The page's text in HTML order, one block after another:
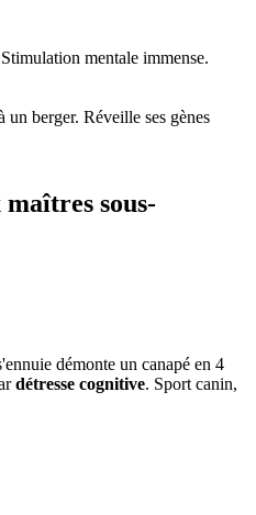
mentale immense.
un berger. Réveille ses gènes
maîtres sous-
démonte un canapé en 4
détresse cognitive. Sport canin,